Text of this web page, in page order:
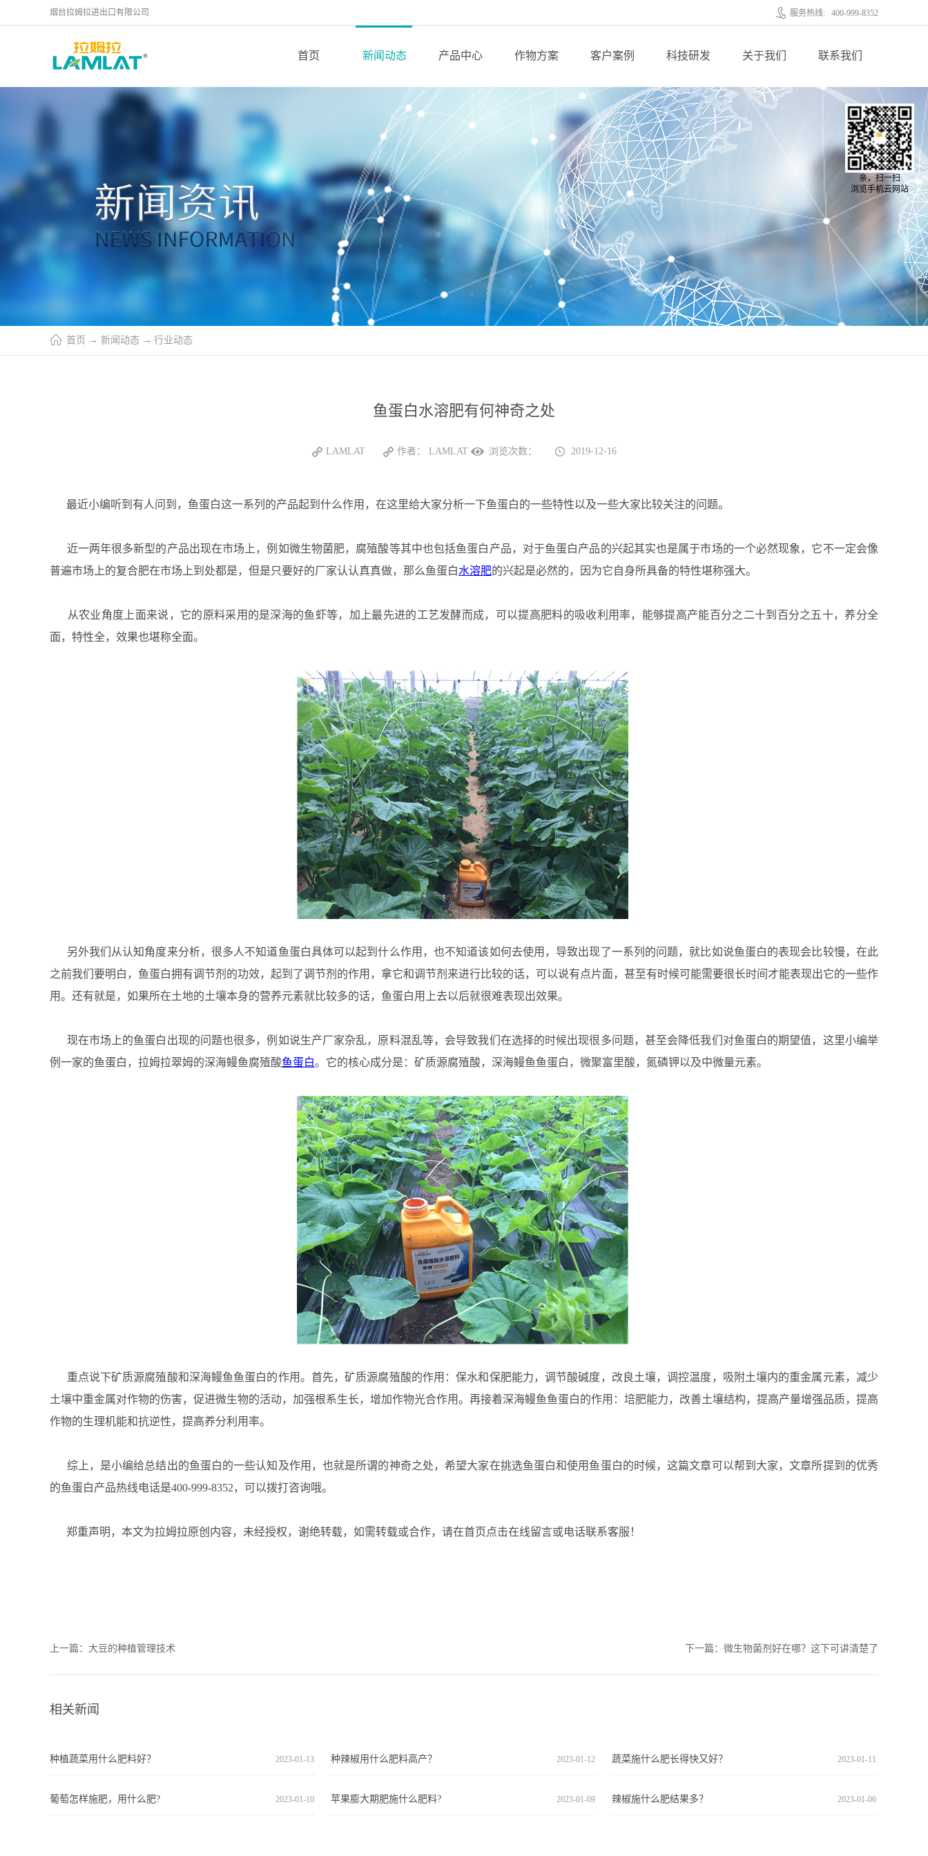
服务热线: 400-999-8352
烟台拉姆拉进出口有限公司
首页 新闻动态 产品中心 作物方案 客户案例 科技研发 关于我们 联系我们
首页 → 新闻动态 → 行业动态
鱼蛋白水溶肥有何神奇之处
LAMLAT 作者： LAMLAT 浏览次数： 2019-12-16
最近小编听到有人问到，鱼蛋白这一系列的产品起到什么作用，在这里给大家分析一下鱼蛋白的一些特性以及一些大家比较关注的问题。
近一两年很多新型的产品出现在市场上，例如微生物菌肥，腐殖酸等其中也包括鱼蛋白产品，对于鱼蛋白产品的兴起其实也是属于市场的一个必然现象，它不一定会像
普遍市场上的复合肥在市场上到处都是，但是只要好的厂家认认真真做，那么鱼蛋白水溶肥的兴起是必然的，因为它自身所具备的特性堪称强大。
从农业角度上面来说，它的原料采用的是深海的鱼虾等，加上最先进的工艺发酵而成，可以提高肥料的吸收利用率，能够提高产能百分之二十到百分之五十，养分全
面，特性全，效果也堪称全面。
另外我们从认知角度来分析，很多人不知道鱼蛋白具体可以起到什么作用，也不知道该如何去使用，导致出现了一系列的问题，就比如说鱼蛋白的表现会比较慢，在此
之前我们要明白，鱼蛋白拥有调节剂的功效，起到了调节剂的作用，拿它和调节剂来进行比较的话，可以说有点片面，甚至有时候可能需要很长时间才能表现出它的一些作
用。还有就是，如果所在土地的土壤本身的营养元素就比较多的话，鱼蛋白用上去以后就很难表现出效果。
现在市场上的鱼蛋白出现的问题也很多，例如说生产厂家杂乱，原料混乱等，会导致我们在选择的时候出现很多问题，甚至会降低我们对鱼蛋白的期望值，这里小编举
例一家的鱼蛋白，拉姆拉翠姆的深海鳗鱼腐殖酸鱼蛋白。它的核心成分是：矿质源腐殖酸，深海鳗鱼鱼蛋白，微聚富里酸，氮磷钾以及中微量元素。
重点说下矿质源腐殖酸和深海鳗鱼鱼蛋白的作用。首先，矿质源腐殖酸的作用：保水和保肥能力，调节酸碱度，改良土壤，调控温度，吸附土壤内的重金属元素，减少
土壤中重金属对作物的伤害，促进微生物的活动，加强根系生长，增加作物光合作用。再接着深海鳗鱼鱼蛋白的作用：培肥能力，改善土壤结构，提高产量增强品质，提高
作物的生理机能和抗逆性，提高养分利用率。
综上，是小编给总结出的鱼蛋白的一些认知及作用，也就是所谓的神奇之处，希望大家在挑选鱼蛋白和使用鱼蛋白的时候，这篇文章可以帮到大家，文章所提到的优秀
的鱼蛋白产品热线电话是400-999-8352，可以拨打咨询哦。
郑重声明，本文为拉姆拉原创内容，未经授权，谢绝转载，如需转载或合作，请在首页点击在线留言或电话联系客服！
上一篇： 大豆的种植管理技术 下一篇： 微生物菌剂好在哪？这下可讲清楚了
相关新闻
种植蔬菜用什么肥料好？ 2023-01-13 种辣椒用什么肥料高产？ 2023-01-12 蔬菜施什么肥长得快又好？ 2023-01-11
葡萄怎样施肥，用什么肥? 2023-01-10 苹果膨大期肥施什么肥料? 2023-01-09 辣椒施什么肥结果多？ 2023-01-06
亲，扫一扫
浏览手机云网站